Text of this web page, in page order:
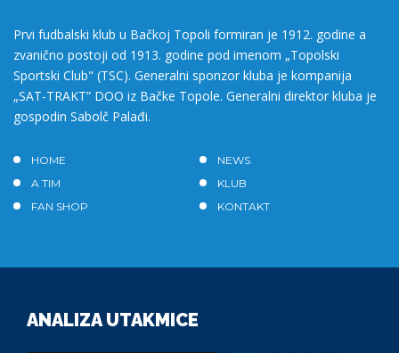
Prvi fudbalski klub u Bačkoj Topoli formiran je 1912. godine a
zvanično postoji od 1913. godine pod imenom „Topolski
Sportski Club" (TSC). Generalni sponzor kluba je kompanija
„SAT-TRAKT” DOO iz Bačke Topole. Generalni direktor kluba je
gospodin Sabolč Palađi.
HOME
NEWS
A TIM
KLUB
FAN SHOP
KONTAKT
ANALIZA UTAKMICE